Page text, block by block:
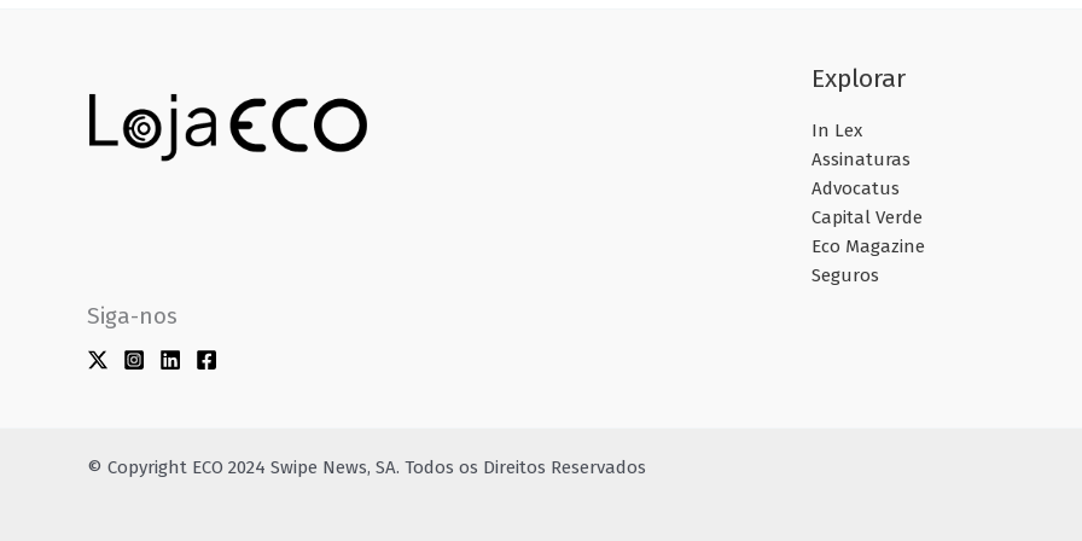
Siga-nos
Explorar
In Lex
Assinaturas
Advocatus
Capital Verde
Eco Magazine
Seguros
© Copyright ECO 2024 Swipe News, SA. Todos os Direitos Reservados